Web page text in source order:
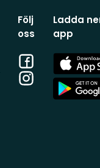
Följ
oss
Facebook
Instagram
Ladda
app
App
Store
App
Store